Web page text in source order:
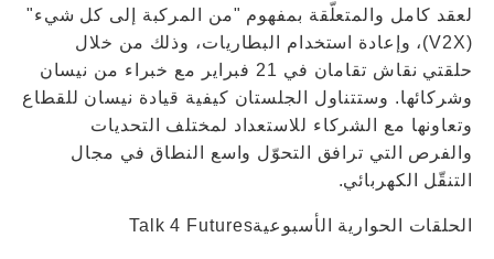
لعقد كامل والمتعلّقة بمفهوم "من المركبة إلى كل شيء"
(V2X)، وإعادة استخدام البطاريات، وذلك من خلال
حلقتي نقاش تقامان في 21 فبراير مع خبراء من نيسان
وشركائها. وستتناول الجلستان كيفية قيادة نيسان للقطاع
وتعاونها مع الشركاء للاستعداد لمختلف التحديات
والفرص التي ترافق التحوّل واسع النطاق في مجال
التنقّل الكهربائي.
الحلقات الحوارية الأسبوعيةTalk 4 Futures